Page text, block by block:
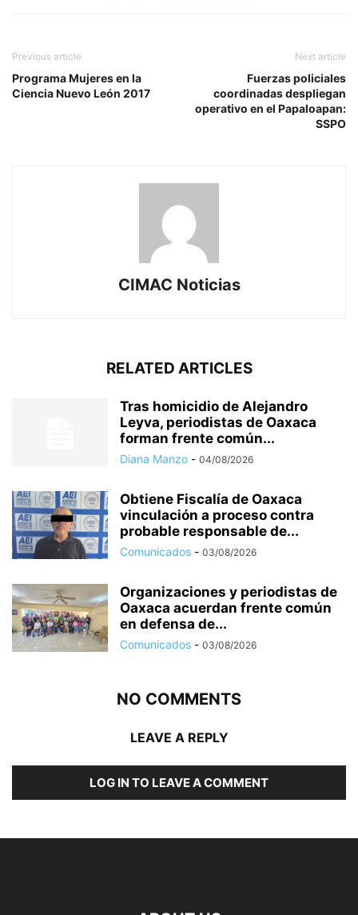
Previous article
Programa Mujeres en la
Ciencia Nuevo León 2017
Next article
Fuerzas policiales
coordinadas despliegan
operativo en el Papaloapan:
SSPO
CIMAC Noticias
RELATED ARTICLES
Tras homicidio de Alejandro
Leyva, periodistas de Oaxaca
forman frente común...
Diana Manzo - 04/08/2026
Obtiene Fiscalía de Oaxaca
vinculación a proceso contra
probable responsable de...
Comunicados - 03/08/2026
Organizaciones y periodistas de
Oaxaca acuerdan frente común
en defensa de...
Comunicados - 03/08/2026
NO COMMENTS
LEAVE A REPLY
LOG IN TO LEAVE A COMMENT